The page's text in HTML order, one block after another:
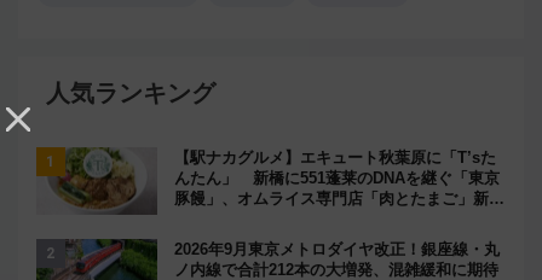
人気ランキング
【駅ナカグルメ】エキュート秋葉原に「T’sた
んたん」 新橋に551蓬莱のDNAを継ぐ「東京
豚饅」、オムライス専門店「肉とたまご」新グ
2026年9月東京メトロダイヤ改正！銀座線・丸
ノ内線で合計212本の大増発、混雑緩和に期待